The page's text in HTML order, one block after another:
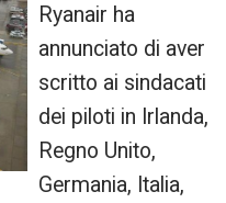
Ryanair ha
annunciato di aver
scritto ai sindacati
dei piloti in Irlanda,
Regno Unito,
Germania, Italia,